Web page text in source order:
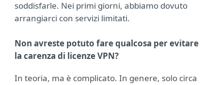
soddisfarle. Nei primi giorni, abbiamo dovuto
arrangiarci con servizi limitati.
Non avreste potuto fare qualcosa per evitare
la carenza di licenze VPN?
In teoria, ma è complicato. In genere, solo circa